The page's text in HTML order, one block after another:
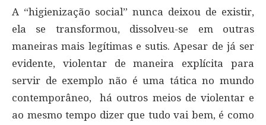
A “higienização social” nunca deixou de existir,
ela se transformou, dissolveu-se em outras
maneiras mais legítimas e sutis. Apesar de já ser
evidente, violentar de maneira explícita para
servir de exemplo não é uma tática no mundo
contemporâneo, há outros meios de violentar e
ao mesmo tempo dizer que tudo vai bem, é como